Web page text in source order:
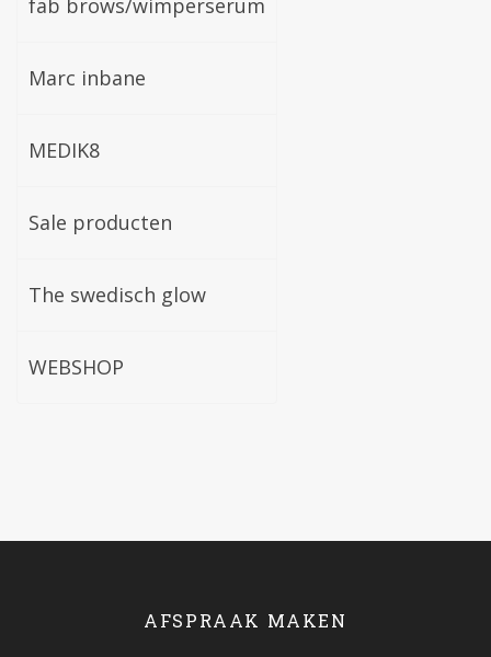
Marc inbane
MEDIK8
Sale producten
The swedisch glow
WEBSHOP
AFSPRAAK MAKEN